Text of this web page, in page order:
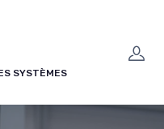
SYSTÈMES